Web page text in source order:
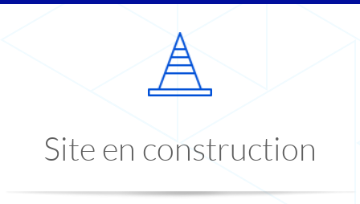
Site en construction